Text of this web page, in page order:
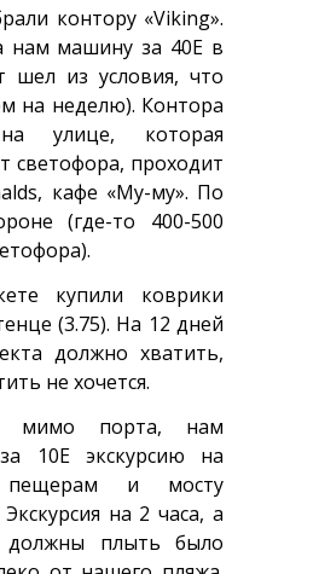
контору «Viking».
нам машину за 40Е в
шел из условия, что
на неделю). Контора
улице, которая
светофора, проходит
кафе «Му-му». По
(где-то 400-500
купили коврики
(3.75). На 12 дней
должно хватить,
не хочется.
мимо порта, нам
10Е экскурсию на
и мосту
на 2 часа, а
должны плыть было